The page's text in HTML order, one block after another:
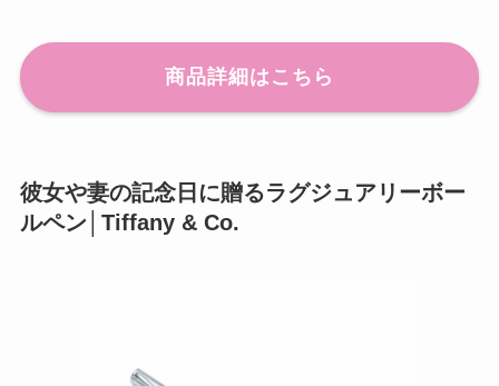
商品詳細はこちら
彼女や妻の記念日に贈るラグジュアリーボー
ルペン│Tiffany & Co.